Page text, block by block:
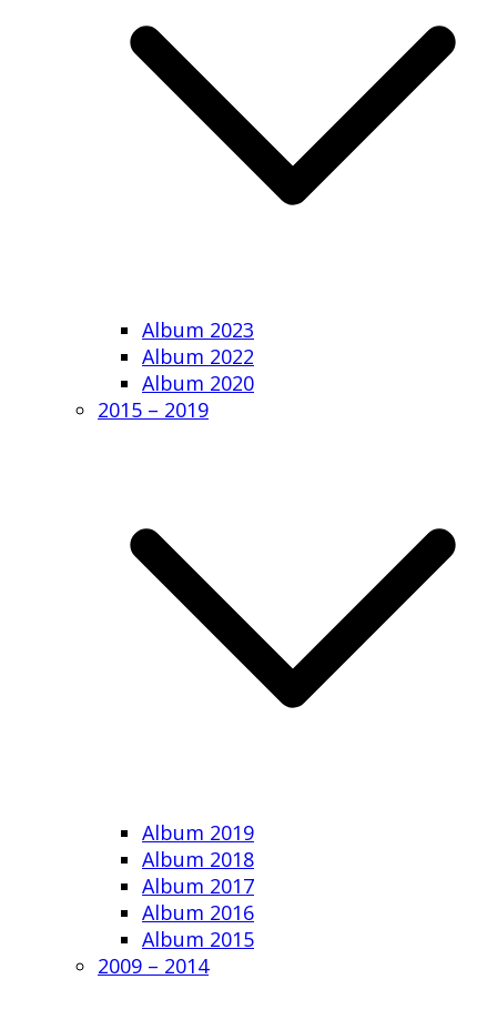
Album 2023
Album 2022
Album 2020
2015 – 2019
Album 2019
Album 2018
Album 2017
Album 2016
Album 2015
2009 – 2014